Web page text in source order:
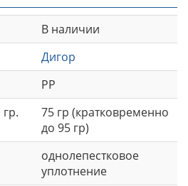
В наличии
Дигор
РР
75 гр (кратковременно
до 95 гр)
однолепестковое
уплотнение